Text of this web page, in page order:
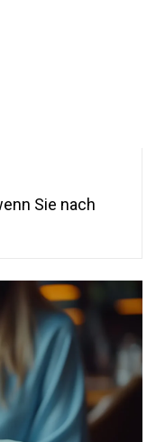
Sie nach